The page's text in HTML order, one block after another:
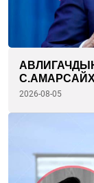
2026-08-05